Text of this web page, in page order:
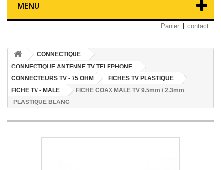
MENU
Panier contact
CONNECTIQUE
CONNECTIQUE ANTENNE TV TELEPHONE
CONNECTEURS TV - 75 OHM
FICHES TV PLASTIQUE
FICHE TV - MALE
FICHE COAX MALE TV 9.5mm / 2.3mm
PLASTIQUE BLANC